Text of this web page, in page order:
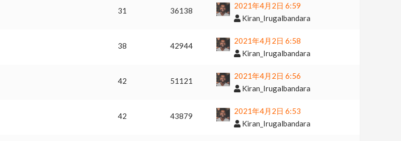
31 36138
2021年4月2日 6:59
Kiran_Irugalbandara
38 42944
2021年4月2日 6:58
Kiran_Irugalbandara
42 51121
2021年4月2日 6:56
Kiran_Irugalbandara
42 43879
2021年4月2日 6:53
Kiran_Irugalbandara